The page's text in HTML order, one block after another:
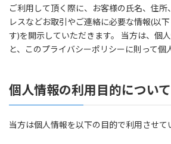
ご利用して頂く際に、お客様の氏名、住所
レスなどお取引やご連絡に必要な情報(以
す)を開示していただきます。 当方は、個
と、このプライバシーポリシーに則って個
個人情報の利用目的について
当方は個人情報を以下の目的で利用させて